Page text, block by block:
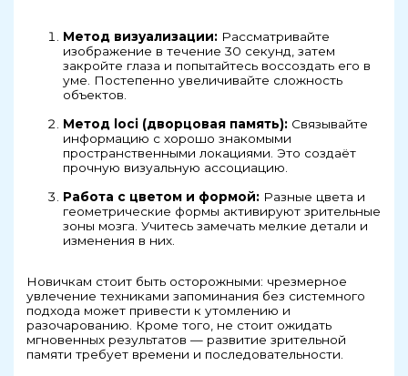
Метод визуализации: Рассматривайте
изображение в течение 30 секунд, затем
закройте глаза и попытайтесь воссоздать его в
уме. Постепенно увеличивайте сложность
объектов.
Метод loci (дворцовая память): Связывайте
информацию с хорошо знакомыми
пространственными локациями. Это создаёт
прочную визуальную ассоциацию.
Работа с цветом и формой: Разные цвета и
геометрические формы активируют зрительные
зоны мозга. Учитесь замечать мелкие детали и
изменения в них.
Новичкам стоит быть осторожными: чрезмерное
увлечение техниками запоминания без системного
подхода может привести к утомлению и
разочарованию. Кроме того, не стоит ожидать
мгновенных результатов — развитие зрительной
памяти требует времени и последовательности.